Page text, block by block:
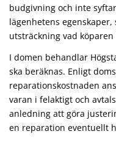
budgivning och inte
lägenhetens
utsträckning vad
I domen behandlar
ska beräknas. Enligt
reparationskostnaden
varan i felaktigt och
anledning att göra
en reparation eventuellt